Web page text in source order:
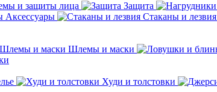
и защиты лица Защита
Аксессуары Стаканы и лезвия
Шлемы и маски
Худи и толстовки